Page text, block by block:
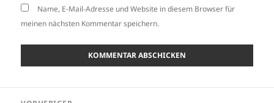
Name, E-Mail-Adresse und Website in diesem Browser für
meinen nächsten Kommentar speichern.